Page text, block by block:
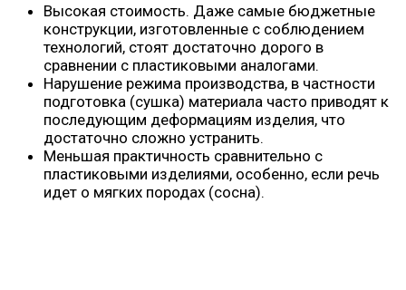
Высокая стоимость. Даже самые бюджетные
конструкции, изготовленные с соблюдением
технологий, стоят достаточно дорого в
сравнении с пластиковыми аналогами.
Нарушение режима производства, в частности
подготовка (сушка) материала часто приводят к
последующим деформациям изделия, что
достаточно сложно устранить.
Меньшая практичность сравнительно с
пластиковыми изделиями, особенно, если речь
идет о мягких породах (сосна).